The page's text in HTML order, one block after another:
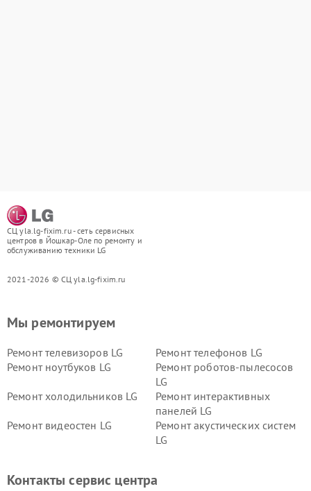
СЦ yla.lg-fixim.ru - сеть сервисных
центров в Йошкар-Оле по ремонту и
обслуживанию техники LG
2021-2026 © СЦ yla.lg-fixim.ru
Мы ремонтируем
Ремонт телевизоров LG
Ремонт телефонов LG
Ремонт ноутбуков LG
Ремонт роботов-пылесосов
LG
Ремонт холодильников LG
Ремонт интерактивных
панелей LG
Ремонт видеостен LG
Ремонт акустических систем
LG
Ремонт морозильных камер
Ремонт вертикальных
Контакты сервис центра